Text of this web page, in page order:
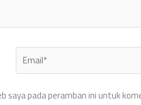
Email*
saya pada peramban ini untuk